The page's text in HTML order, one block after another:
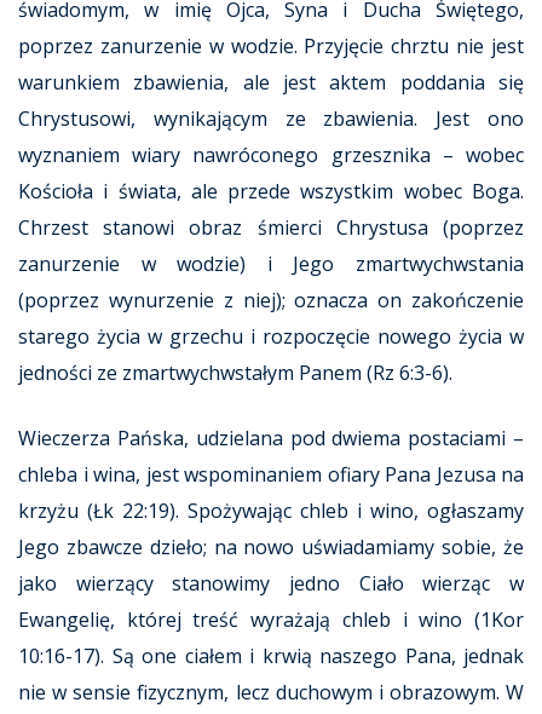
świadomym, w imię Ojca, Syna i Ducha Świętego,
poprzez zanurzenie w wodzie. Przyjęcie chrztu nie jest
warunkiem zbawienia, ale jest aktem poddania się
Chrystusowi, wynikającym ze zbawienia. Jest ono
wyznaniem wiary nawróconego grzesznika – wobec
Kościoła i świata, ale przede wszystkim wobec Boga.
Chrzest stanowi obraz śmierci Chrystusa (poprzez
zanurzenie w wodzie) i Jego zmartwychwstania
(poprzez wynurzenie z niej); oznacza on zakończenie
starego życia w grzechu i rozpoczęcie nowego życia w
jedności ze zmartwychwstałym Panem (Rz 6:3-6).
Wieczerza Pańska, udzielana pod dwiema postaciami –
chleba i wina, jest wspominaniem ofiary Pana Jezusa na
krzyżu (Łk 22:19). Spożywając chleb i wino, ogłaszamy
Jego zbawcze dzieło; na nowo uświadamiamy sobie, że
jako wierzący stanowimy jedno Ciało wierząc w
Ewangelię, której treść wyrażają chleb i wino (1Kor
10:16-17). Są one ciałem i krwią naszego Pana, jednak
nie w sensie fizycznym, lecz duchowym i obrazowym. W